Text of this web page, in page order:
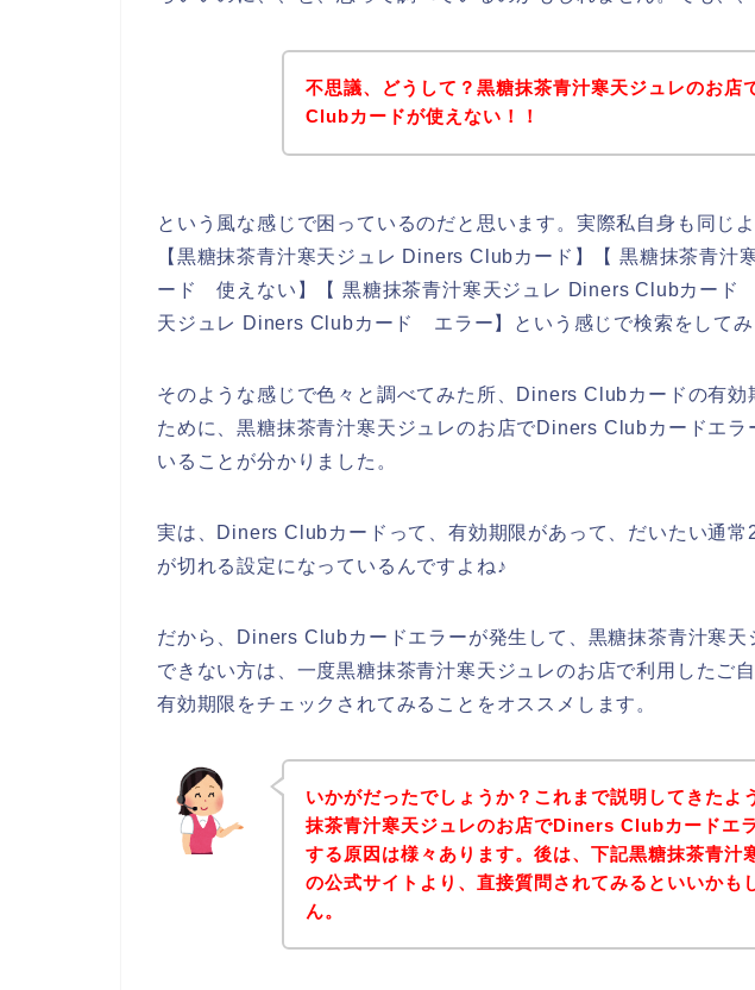
不思議、どうして？黒糖抹茶青汁寒天ジュレのお店
Clubカードが使えない！！
という風な感じで困っているのだと思います。実際私自身も同じ
【黒糖抹茶青汁寒天ジュレ Diners Clubカード】【 黒糖抹茶青汁
ード 使えない】【 黒糖抹茶青汁寒天ジュレ Diners Clubカード
天ジュレ Diners Clubカード エラー】という感じで検索をしてみ
そのような感じで色々と調べてみた所、Diners Clubカードの有効
ために、黒糖抹茶青汁寒天ジュレのお店でDiners Clubカードエラ
いることが分かりました。
実は、Diners Clubカードって、有効期限があって、だいたい通常
が切れる設定になっているんですよね♪
だから、Diners Clubカードエラーが発生して、黒糖抹茶青汁寒天
できない方は、一度黒糖抹茶青汁寒天ジュレのお店で利用したご
有効期限をチェックされてみることをオススメします。
いかがだったでしょうか？これまで説明してきたよ
抹茶青汁寒天ジュレのお店でDiners Clubカードエ
する原因は様々あります。後は、下記黒糖抹茶青汁
の公式サイトより、直接質問されてみるといいかも
ん。